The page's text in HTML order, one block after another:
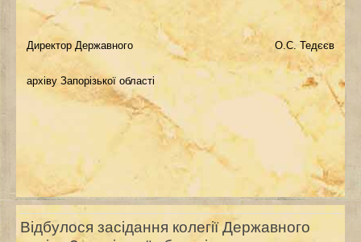
Директор Державного
архіву Запорізької області
О.С. Тедєєв
Відбулося засідання колегії Державного